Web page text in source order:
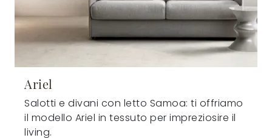
Ariel
Salotti e divani con letto Samoa: ti offriamo
il modello Ariel in tessuto per impreziosire il
living.